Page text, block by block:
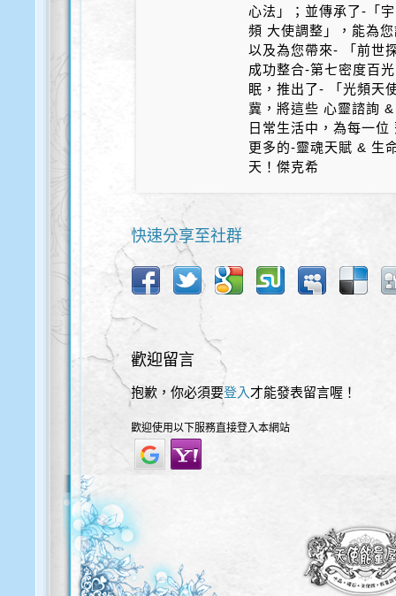
心法」；並傳承了-「
頻 大使調整」，能為
以及為您帶來- 「前世
成功整合-第七密度百
眠，推出了- 「光頻天
冀，將這些 心靈諮詢
日常生活中，為每一
更多的-靈魂天賦 & 生
天！傑克希
快速分享至社群
歡迎留言
抱歉，你必須要登入 才能發表留言喔！
歡迎使用以下服務直接登入本網站